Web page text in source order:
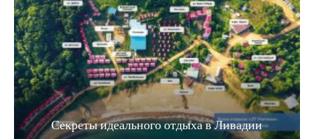
Секреты идеального отдыха в Ливадии